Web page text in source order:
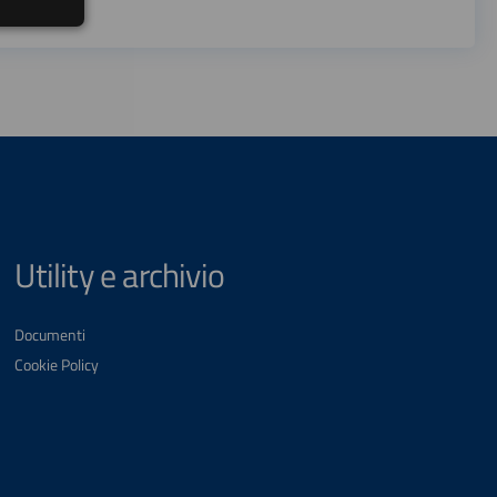
Utility e archivio
Documenti
Cookie Policy